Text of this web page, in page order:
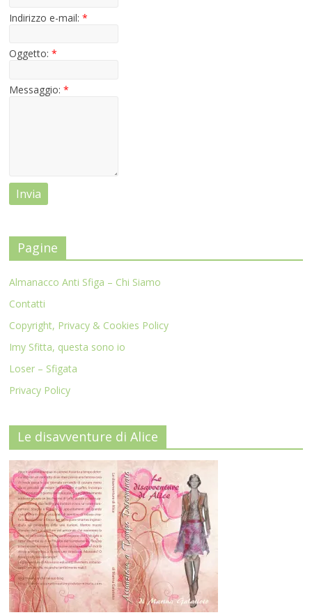
Indirizzo e-mail:*
Oggetto:*
Messaggio:*
Pagine
Almanacco Anti Sfiga – Chi Siamo
Contatti
Copyright, Privacy & Cookies Policy
Imy Sfitta, questa sono io
Loser – Sfigata
Privacy Policy
Le disavventure di Alice